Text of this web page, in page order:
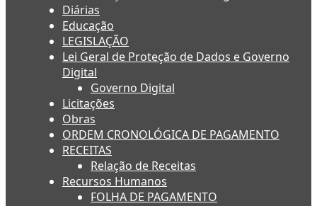
Diárias
Educação
LEGISLAÇÃO
Lei Geral de Proteção de Dados e Governo
Digital
Governo Digital
Licitações
Obras
ORDEM CRONOLÓGICA DE PAGAMENTO
RECEITAS
Relação de Receitas
Recursos Humanos
FOLHA DE PAGAMENTO